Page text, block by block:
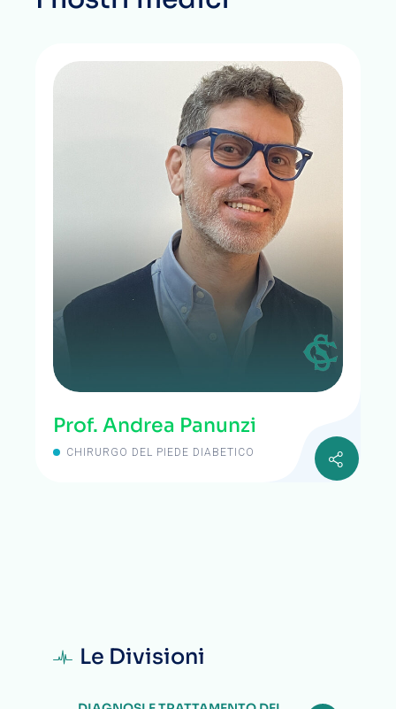
Prof. Andrea Panunzi
CHIRURGO DEL PIEDE DIABETICO
Le Divisioni